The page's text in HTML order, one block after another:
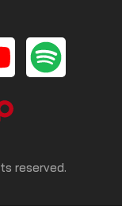
reserved.